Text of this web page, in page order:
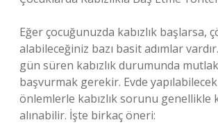
Eğer çocuğunuzda kabızlık başlarsa,
alabileceğiniz bazı basit adımlar
gün süren kabızlık durumunda
başvurmak gerekir. Evde
önlemlerle kabızlık sorunu genellikle
alınabilir. İşte birkaç öneri: